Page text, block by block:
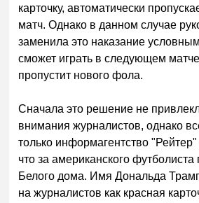
карточку, автоматически
матч. Однако в данном случае
заменила это наказание
сможет играть в следующем
пропустит нового фола.
Сначала это решение не
внимания журналистов, однако
только информагентство
что за американского футболиста
Белого дома. Имя Дональда
на журналистов как красная